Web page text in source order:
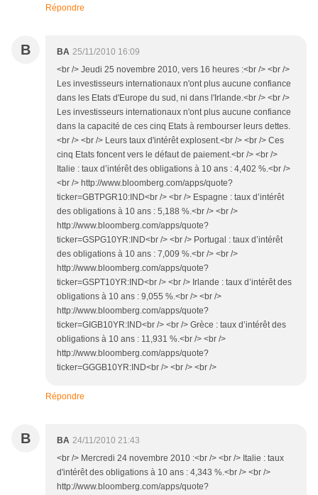
Répondre
B BA 25/11/2010 16:09
<br /> Jeudi 25 novembre 2010, vers 16 heures :<br /> <br />
Les investisseurs internationaux n'ont plus aucune confiance
dans les Etats d'Europe du sud, ni dans l'Irlande.<br /> <br />
Les investisseurs internationaux n'ont plus aucune confiance
dans la capacité de ces cinq Etats à rembourser leurs dettes.
<br /> <br /> Leurs taux d'intérêt explosent.<br /> <br /> Ces
cinq Etats foncent vers le défaut de paiement.<br /> <br />
Italie : taux d’intérêt des obligations à 10 ans : 4,402 %.<br />
<br /> http://www.bloomberg.com/apps/quote?
ticker=GBTPGR10:IND<br /> <br /> Espagne : taux d’intérêt
des obligations à 10 ans : 5,188 %.<br /> <br />
http://www.bloomberg.com/apps/quote?
ticker=GSPG10YR:IND<br /> <br /> Portugal : taux d’intérêt
des obligations à 10 ans : 7,009 %.<br /> <br />
http://www.bloomberg.com/apps/quote?
ticker=GSPT10YR:IND<br /> <br /> Irlande : taux d’intérêt des
obligations à 10 ans : 9,055 %.<br /> <br />
http://www.bloomberg.com/apps/quote?
ticker=GIGB10YR:IND<br /> <br /> Grèce : taux d’intérêt des
obligations à 10 ans : 11,931 %.<br /> <br />
http://www.bloomberg.com/apps/quote?
ticker=GGGB10YR:IND<br /> <br /> <br />
Répondre
B BA 24/11/2010 21:43
<br /> Mercredi 24 novembre 2010 :<br /> <br /> Italie : taux
d'intérêt des obligations à 10 ans : 4,343 %.<br /> <br />
http://www.bloomberg.com/apps/quote?